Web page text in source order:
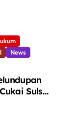
News
Sulsel
Rokok